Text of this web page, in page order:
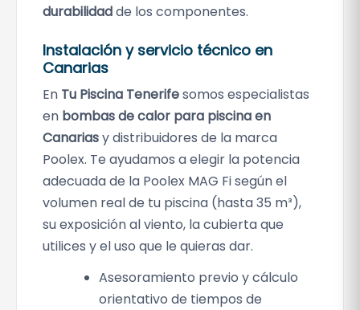
durabilidadde los componentes.
Instalación y servicio técnico en
Canarias
En Tu Piscina Tenerifesomos especialistas
en bombas de calor para piscina en
Canariasy distribuidores de la marca
Poolex. Te ayudamos a elegir la potencia
adecuada de la Poolex MAG Fi según el
volumen real de tu piscina (hasta 35 m³),
su exposición al viento, la cubierta que
utilices y el uso que le quieras dar.
Asesoramiento previo y cálculo
orientativo de tiempos de